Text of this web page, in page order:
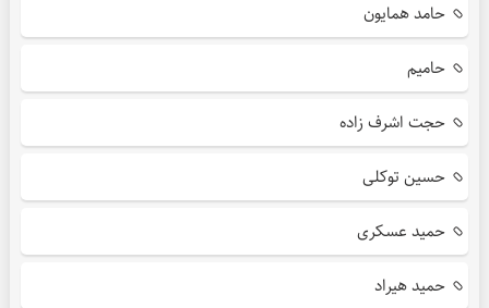
حامد همایون
حامیم
حجت اشرف زاده
حسین توکلی
حمید عسکری
حمید هیراد